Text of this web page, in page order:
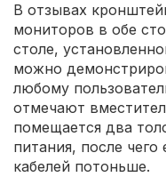
В отзывах
мониторов в обе
столе,
можно
любому
отмечают
помещается два
питания, после
кабелей потоньше.